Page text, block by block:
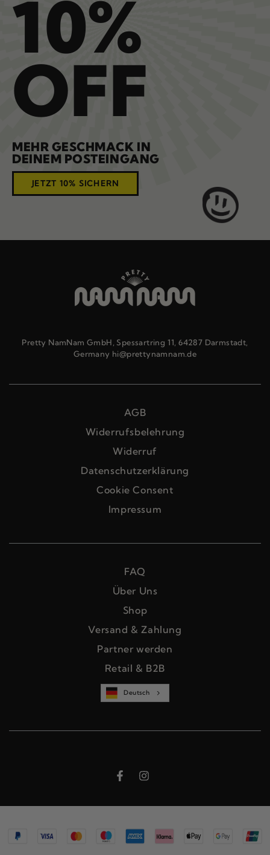
10%
OFF
MEHR GESCHMACK IN
DEINEM POSTEINGANG
JETZT 10% SICHERN
FAQ
Über Uns
Shop
Versand & Zahlung
Partner werden
Retail & B2B
Deutsch
Pretty NamNam GmbH, Spessartring 11, 64287 Darmstadt,
Germany hi@prettynamnam.de
AGB
Widerrufsbelehrung
Widerruf
Datenschutzerklärung
Cookie Consent
Impressum
FacebookInstagram